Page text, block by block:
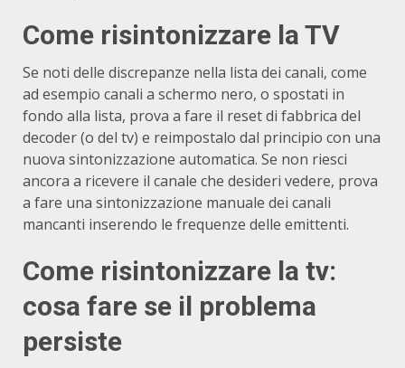
Come risintonizzare la TV
Se noti delle discrepanze nella lista dei canali, come
ad esempio canali a schermo nero, o spostati in
fondo alla lista, prova a fare il reset di fabbrica del
decoder (o del tv) e reimpostalo dal principio con una
nuova sintonizzazione automatica. Se non riesci
ancora a ricevere il canale che desideri vedere, prova
a fare una sintonizzazione manuale dei canali
mancanti inserendo le frequenze delle emittenti.
Come risintonizzare la tv:
cosa fare se il problema
persiste